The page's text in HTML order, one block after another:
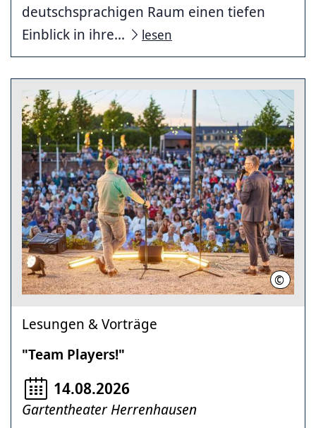
deutschsprachigen Raum einen tiefen
Einblick in ihre...
lesen
©
Lesungen & Vorträge
"Team Players!"
14.08.2026
Gartentheater Herrenhausen